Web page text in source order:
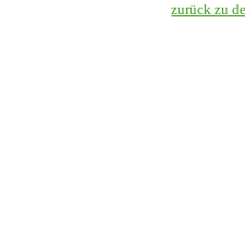
zurück zu